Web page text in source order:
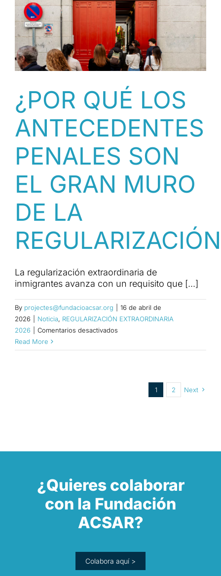
PP
DE
“BOICOTEAR”
LA
REGULARIZACIÓN
DE
[CAST]
¿POR QUÉ LOS
ANTECEDENTES
PENALES SON
EL GRAN MURO
DE LA
La regularización extraordinaria de
inmigrantes avanza con un requisito que [...]
By projectes@fundacioacsar.org
16 de abril de
2026
Noticia, REGULARIZACIÓN EXTRAORDINARIA
2026
Comentarios desactivados
QUÉ
Read More
1 2 Next
¿Quieres colaborar
con la Fundación
ACSAR?
Colabora aquí >